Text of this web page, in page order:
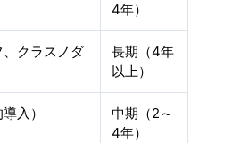
4年）
クラスノダ
長期（4年
以上）
入）
中期（2～
4年）